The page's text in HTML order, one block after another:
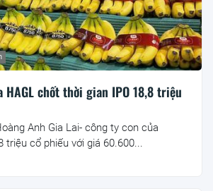
HAGL chốt thời gian IPO 18,8 triệu
Anh Gia Lai- công ty con của
triệu cổ phiếu với giá 60.600...